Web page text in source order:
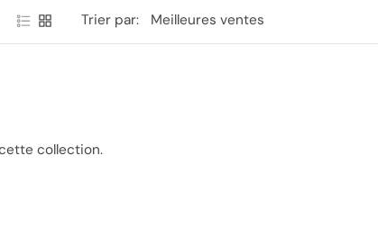
schenken en eenvoudig te gebruiken, en geven toegang
tot de wereld van Novotel, waar comfort, modern design
Trier par:
collection.